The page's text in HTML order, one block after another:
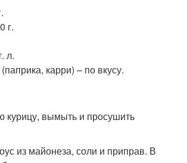
г.
л.
карри) – по вкусу.
курицу, вымыть и просушить
из майонеза, соли и приправ. В